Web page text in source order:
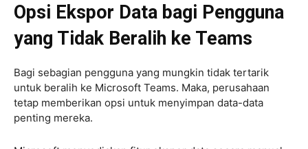
Opsi Ekspor Data bagi Pengguna
yang Tidak Beralih ke Teams
Bagi sebagian pengguna yang mungkin tidak tertarik
untuk beralih ke Microsoft Teams. Maka, perusahaan
tetap memberikan opsi untuk menyimpan data-data
penting mereka.